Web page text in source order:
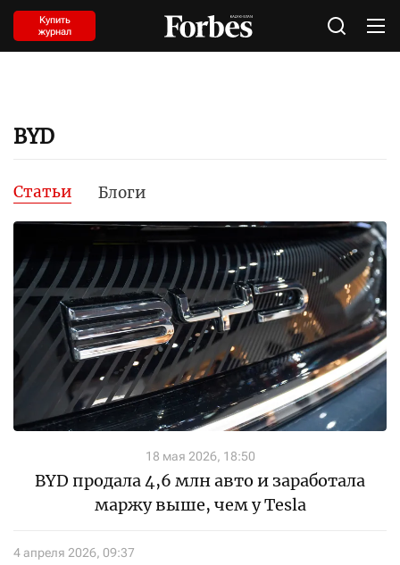
Купить
журнал
BYD
Статьи Блоги
18 мая 2026, 18:50
BYD продала 4,6 млн авто и заработала
маржу выше, чем у Tesla
4 апреля 2026, 09:37